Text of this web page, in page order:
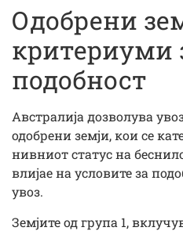
Одобрени
критериуми
подобност
Австралија дозволува
одобрени земји, кои се
нивниот статус на
влијае на условите за
увоз.
Земјите од група 1,